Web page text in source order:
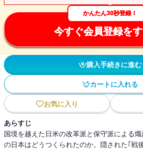
かんたん30秒登録！
今すぐ会員登録を
購入手続きに進む
カートに入れる
お気に入り
あらすじ
国境を越えた日米の改革派と保守派による
の日本はどうつくられたのか。隠された｢戦